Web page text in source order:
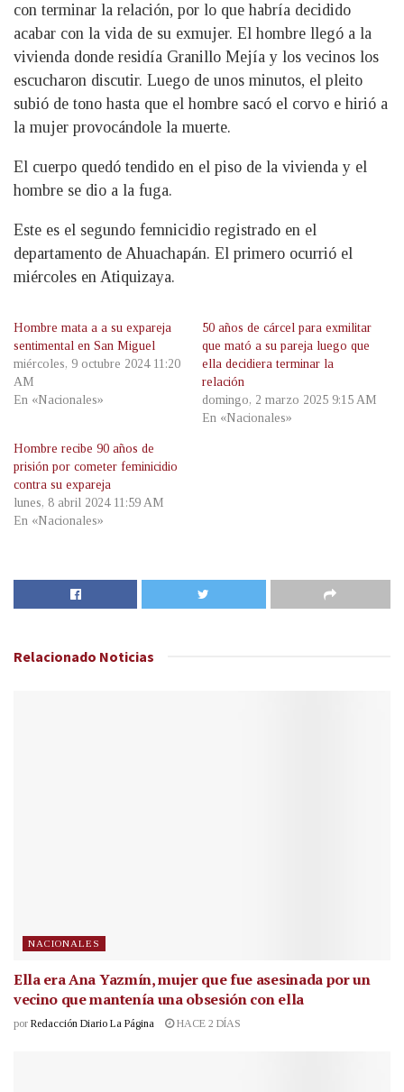
con terminar la relación, por lo que habría decidido
acabar con la vida de su exmujer. El hombre llegó a la
vivienda donde residía Granillo Mejía y los vecinos los
escucharon discutir. Luego de unos minutos, el pleito
subió de tono hasta que el hombre sacó el corvo e hirió a
la mujer provocándole la muerte.
El cuerpo quedó tendido en el piso de la vivienda y el
hombre se dio a la fuga.
Este es el segundo femnicidio registrado en el
departamento de Ahuachapán. El primero ocurrió el
miércoles en Atiquizaya.
Hombre mata a a su expareja
sentimental en San Miguel
miércoles, 9 octubre 2024 11:20
AM
En «Nacionales»
50 años de cárcel para exmilitar
que mató a su pareja luego que
ella decidiera terminar la
relación
domingo, 2 marzo 2025 9:15 AM
En «Nacionales»
Hombre recibe 90 años de
prisión por cometer feminicidio
contra su expareja
lunes, 8 abril 2024 11:59 AM
En «Nacionales»
Relacionado Noticias
NACIONALES
Ella era Ana Yazmín, mujer que fue asesinada por un
vecino que mantenía una obsesión con ella
por Redacción Diario La Página HACE 2 DÍAS